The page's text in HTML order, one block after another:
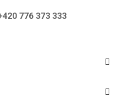
776 373 333